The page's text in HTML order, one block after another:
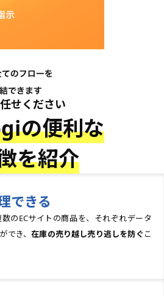
の便利な
を紹介
せください
できる
のECサイトの商品を、それぞれデータ
でき、在庫の売り越し売り逃しを防ぐ こ